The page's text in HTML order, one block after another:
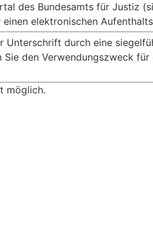
des Bundesamts für Justiz
elektronischen
Unterschrift durch eine
den Verwendungszweck
möglich.